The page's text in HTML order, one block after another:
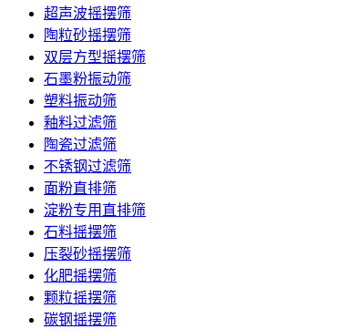
超声波摇摆筛
陶粒砂摇摆筛
双层方型摇摆筛
石墨粉振动筛
塑料振动筛
釉料过滤筛
陶瓷过滤筛
不锈钢过滤筛
面粉直排筛
淀粉专用直排筛
石料摇摆筛
压裂砂摇摆筛
化肥摇摆筛
颗粒摇摆筛
碳钢摇摆筛